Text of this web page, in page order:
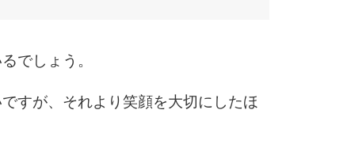
でしょう。
すが、それより笑顔を大切にしたほ